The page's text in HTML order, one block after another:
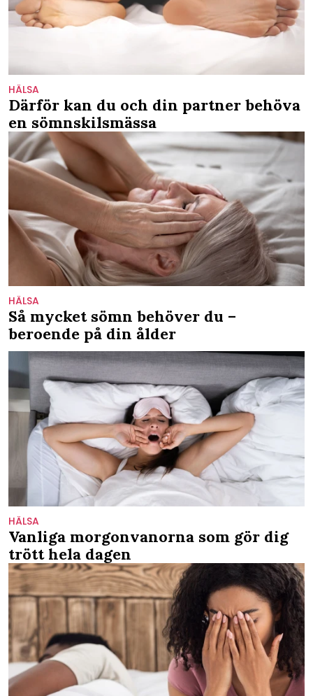
HÄLSA
Därför kan du och din partner behöva
en sömnskilsmässa
HÄLSA
Så mycket sömn behöver du –
beroende på din ålder
HÄLSA
Vanliga morgonvanorna som gör dig
trött hela dagen